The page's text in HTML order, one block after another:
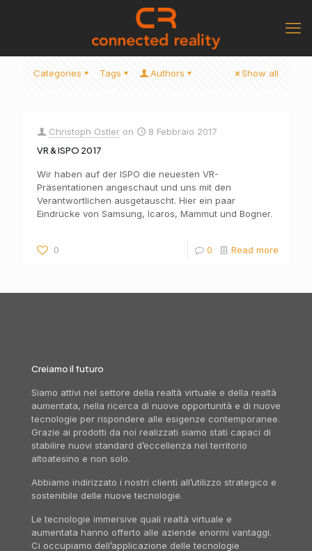
Categories Tags Authors Show all
Christoph Ostler on
8 Febbraio 2017
VR & ISPO 2017
Wir haben auf der ISPO die neuesten VR-
Präsentationen angeschaut und uns mit den
Verantwortlichen ausgetauscht. Hier ein paar
Eindrücke von Samsung, Icaros, Mammut und Bogner.
0 0 Read more
Creiamo il futuro
Siamo attivi nel settore della realtà virtuale e della realtà
aumentata, nella ricerca di nuove opportunità e di nuove
tecnologie per rispondere alle esigenze contemporanee.
Grazie ai prodotti da noi realizzati siamo stati capaci di
stabilire nuovi standard d’eccellenza nel territorio
altoatesino e non solo.
Abbiamo indirizzato i nostri clienti all’utilizzo strategico e
sostenibile delle nuove tecnologie.
Le tecnologie immersive quali realtà virtuale e
aumentata hanno offerto alle aziende enormi vantaggi.
Ci occupiamo dell’applicazione delle tecnologie